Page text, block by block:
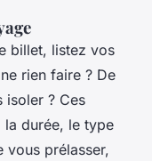
billet, listez vos
rien faire ? De
isoler ? Ces
durée, le type
vous prélasser,